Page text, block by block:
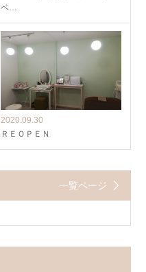
ベ…
2020.09.30
ＲＥＯＰＥＮ
一覧ページ